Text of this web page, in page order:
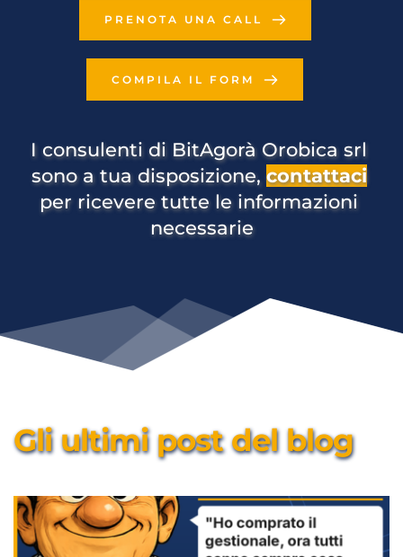
PRENOTA UNA CALL
COMPILA IL FORM
I consulenti di BitAgorà Orobica srl
sono a tua disposizione, contattaci
per ricevere tutte le informazioni
necessarie
Gli ultimi post del blog